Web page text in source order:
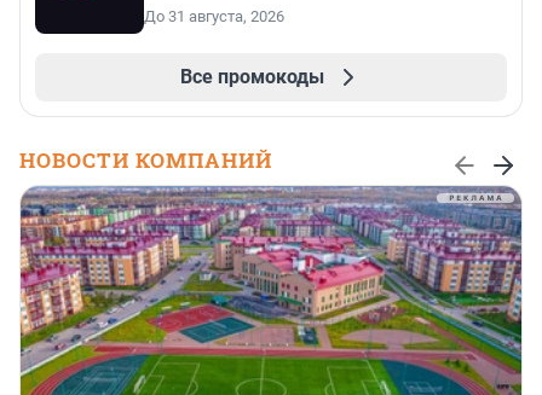
До 31 августа, 2026
Все промокоды
НОВОСТИ КОМПАНИЙ